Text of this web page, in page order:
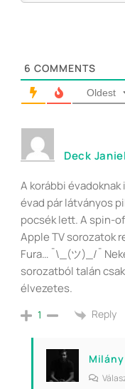
6 COMMENTS
Oldest
Deck
A korábbi
évad pár látványos
pocsék lett. A spin-
Apple TV sorozatok
Fura… ¯\_(ツ)_/¯
sorozatból talán
élvezetes.
1 Reply